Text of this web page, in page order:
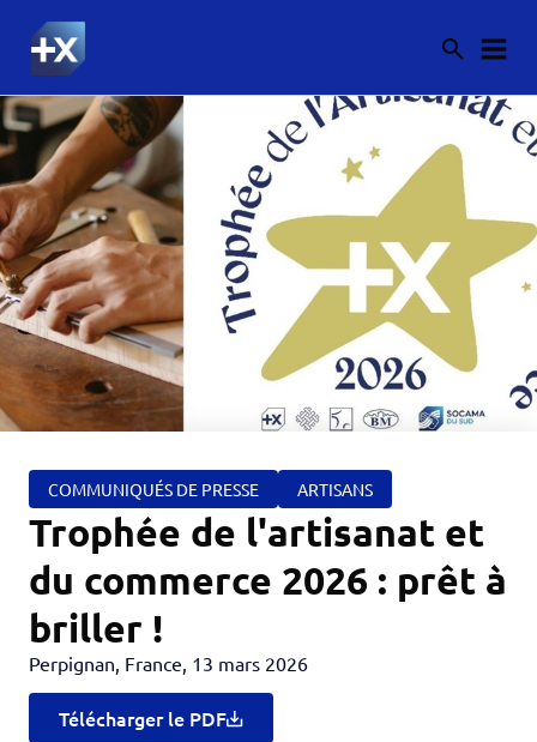
COMMUNIQUÉS DE PRESSE ARTISANS
Trophée de l'artisanat et
du commerce 2026 : prêt à
briller !
Perpignan, France, 13 mars 2026
Télécharger le PDF